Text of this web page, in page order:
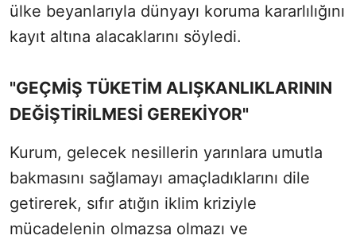
ülke beyanlarıyla dünyayı koruma kararlılığını
kayıt altına alacaklarını söyledi.
"GEÇMİŞ TÜKETİM ALIŞKANLIKLARININ
DEĞİŞTİRİLMESİ GEREKİYOR"
Kurum, gelecek nesillerin yarınlara umutla
bakmasını sağlamayı amaçladıklarını dile
getirerek, sıfır atığın iklim kriziyle
mücadelenin olmazsa olmazı ve